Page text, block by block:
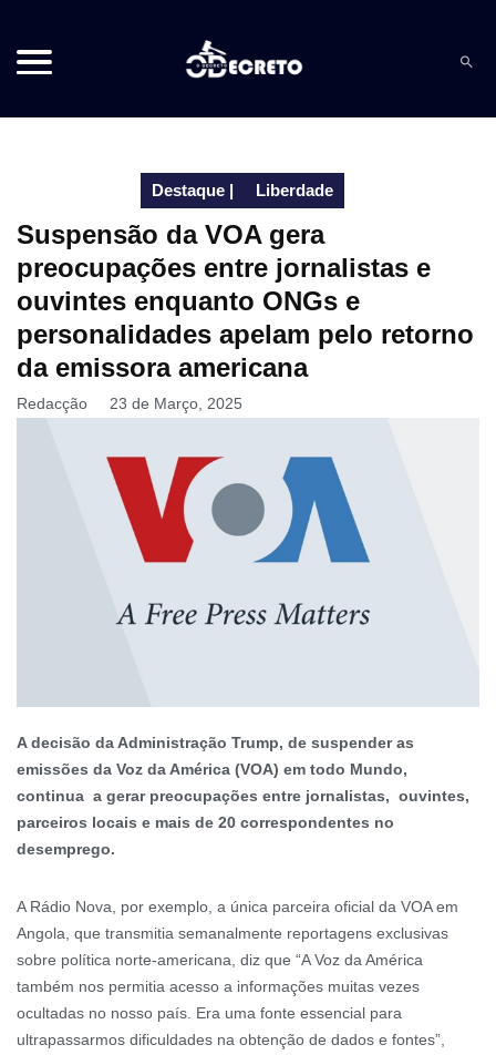
Destaque | Liberdade
Suspensão da VOA gera
preocupações entre jornalistas e
ouvintes enquanto ONGs e
personalidades apelam pelo retorno
da emissora americana
Redacção 23 de Março, 2025
A decisão da Administração Trump, de suspender as
emissões da Voz da América (VOA) em todo Mundo,
continua a gerar preocupações entre jornalistas, ouvintes,
parceiros locais e mais de 20 correspondentes no
desemprego.
A Rádio Nova, por exemplo, a única parceira oficial da VOA em
Angola, que transmitia semanalmente reportagens exclusivas
sobre política norte-americana, diz que “A Voz da América
também nos permitia acesso a informações muitas vezes
ocultadas no nosso país. Era uma fonte essencial para
ultrapassarmos dificuldades na obtenção de dados e fontes”,